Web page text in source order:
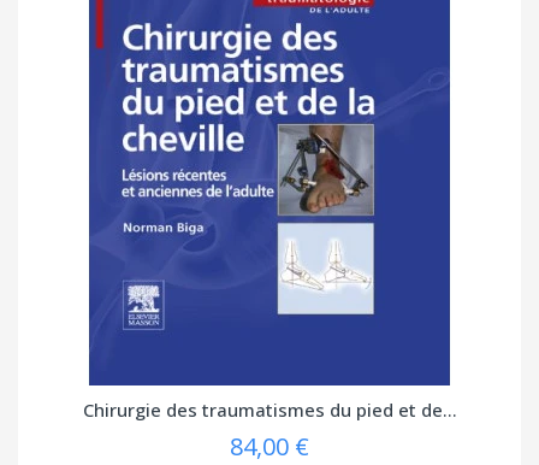
Chirurgie des traumatismes du pied et de...
84,00 €